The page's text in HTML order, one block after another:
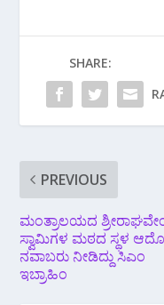
SHARE:
PREVIOUS
ಮಂತ್ರಾಲಯದ
ಸ್ವಾಮಿಗಳ ಮಠದ ಸ್ಥಳ
ನವಾಬರು ನೀಡಿದ್ದು ಸಿಎಂ
ಇಬ್ರಾಹಿಂ